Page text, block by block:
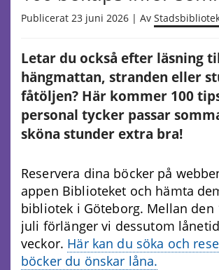
Publicerat 23 juni 2026 | Av
Letar du också efter läsning
hängmattan, stranden eller
fåtöljen? Här kommer 100
personal tycker passar
sköna stunder extra bra!
Reservera dina böcker på
appen Biblioteket och hämta
bibliotek i Göteborg. Mellan den
juli förlänger vi dessutom
veckor. Här kan du söka och
böcker du önskar låna.